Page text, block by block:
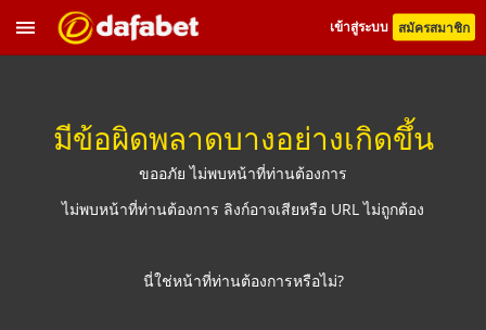
เข้าสู่ระบบ สมัครสมาชิก
มีข้อผิดพลาดบางอย่างเกิดขึ้น
ขออภัย ไม่พบหน้าที่ท่านต้องการ
ไม่พบหน้าที่ท่านต้องการ ลิงก์อาจเสียหรือ URL ไม่ถูกต้อง
นี่ใช่หน้าที่ท่านต้องการหรือไม่?